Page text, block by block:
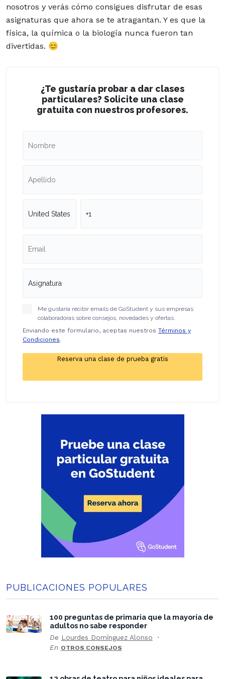
nosotros y verás cómo consigues disfrutar de esas
asignaturas que ahora se te atragantan. Y es que la
física, la química o la biología nunca fueron tan
divertidas. 😊
¿Te gustaría probar a dar clases
particulares? Solicite una clase
gratuita con nuestros profesores.
Me gustaría recibir emails de GoStudent y sus empresas
colaboradoras sobre consejos, novedades y ofertas.
Enviando este formulario, aceptas nuestros Términos y
Condiciones.
PUBLICACIONES POPULARES
100 preguntas de primaria que la mayoría de
adultos no sabe responder
De Lourdes Domínguez Alonso
En OTROS CONSEJOS